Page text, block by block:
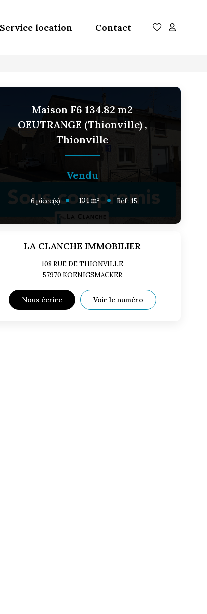
Service location Contact
Maison F6 134.82 m2
OEUTRANGE (Thionville) ,
Thionville
Vendu
6pièce(s) 134 m² Réf : 15
LA CLANCHE IMMOBILIER
108 RUE DE THIONVILLE
57970 KOENIGSMACKER
Nous écrire Voir le numéro